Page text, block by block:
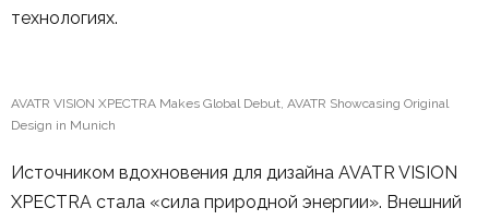
технологиях.
AVATR VISION XPECTRA Makes Global Debut, AVATR Showcasing Original
Design in Munich
Источником вдохновения для дизайна AVATR VISION
XPECTRA стала «сила природной энергии». Внешний